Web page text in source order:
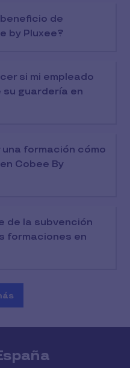
de
by Pluxee?
si mi empleado
guardería en
formación cómo
Cobee By
de la subvención
formaciones en